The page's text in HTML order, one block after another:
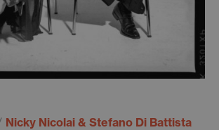
Nicky Nicolai & Stefano Di Battista